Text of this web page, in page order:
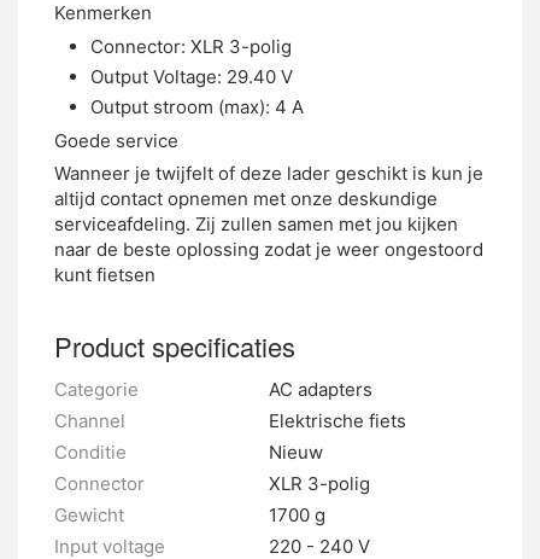
Kenmerken
Connector: XLR 3-polig
Output Voltage: 29.40 V
Output stroom (max): 4 A
Goede service
Wanneer je twijfelt of deze lader geschikt is kun je
altijd contact opnemen met onze deskundige
serviceafdeling. Zij zullen samen met jou kijken
naar de beste oplossing zodat je weer ongestoord
kunt fietsen
Product specificaties
Categorie
AC adapters
Channel
Elektrische fiets
Conditie
Nieuw
Connector
XLR 3-polig
Gewicht
1700 g
Input voltage
220 - 240 V